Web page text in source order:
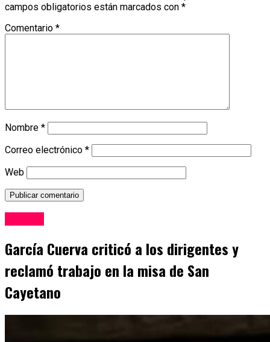
campos obligatorios están marcados con *
Comentario *
Nombre *
Correo electrónico *
Web
García Cuerva criticó a los dirigentes y
reclamó trabajo en la misa de San
Cayetano